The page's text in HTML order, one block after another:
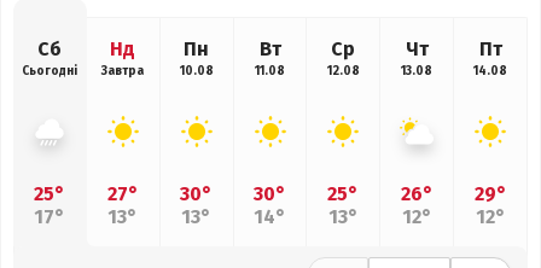
Сб
Сьогодні
25°
17°
Нд
Завтра
27°
13°
Пн
10.08
30°
13°
Вт
11.08
30°
14°
Ср
12.08
25°
13°
Чт
13.08
26°
12°
Пт
14.08
29°
12°